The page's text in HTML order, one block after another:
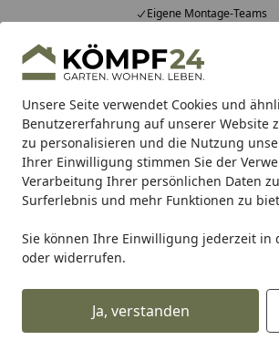
Unsere Seite verwendet Cookies und
Benutzererfahrung auf unserer Website
zu personalisieren und die Nutzung
Ihrer Einwilligung stimmen Sie der
Verarbeitung Ihrer persönlichen Daten
Surferlebnis und mehr Funktionen zu
Sie können Ihre Einwilligung jederzeit in
oder widerrufen.
Ja, verstanden
Eigene Montage-Teams
Hotline0 71 588 01 81
Mo-Fr. 8-16 Uhr 25.948 Bewertungen
Alle Produkte
Alle ProdukteHighlights Tipps &
Sauna Innensauna
Startseite
Saunahäuser
Ihre Artikelübersicht